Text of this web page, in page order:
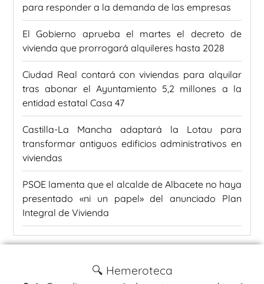
para responder a la demanda de las empresas
El Gobierno aprueba el martes el decreto de
vivienda que prorrogará alquileres hasta 2028
Ciudad Real contará con viviendas para alquilar
tras abonar el Ayuntamiento 5,2 millones a la
entidad estatal Casa 47
Castilla-La Mancha adaptará la Lotau para
transformar antiguos edificios administrativos en
viviendas
PSOE lamenta que el alcalde de Albacete no haya
presentado «ni un papel» del anunciado Plan
Integral de Vivienda
🔍 Hemeroteca